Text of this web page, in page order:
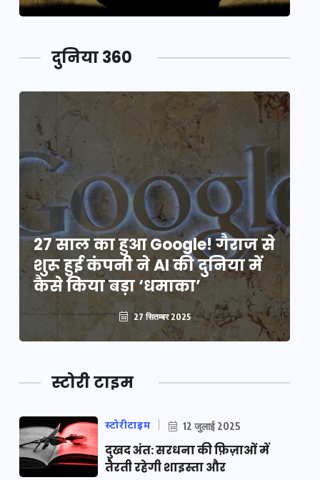
दुनिया 360
27 साल का हुआ Google! गैराज से
शुरू हुई कंपनी ने AI की दुनिया में
कैसे किया बड़ा ‘धमाका’
27 सितम्बर 2025
स्टोरी टाइम
स्टोरीटाइम 12 जुलाई 2025
दुखद अंत: सरधना की फ़िज़ाओं में
तैरती रहेगी शाइस्ता और